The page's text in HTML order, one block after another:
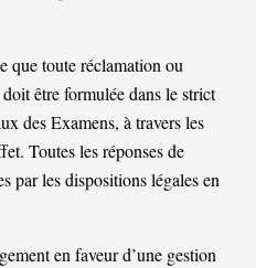
que toute réclamation ou
être formulée dans le strict
des Examens, à travers les
Toutes les réponses de
par les dispositions légales en
en faveur d’une gestion